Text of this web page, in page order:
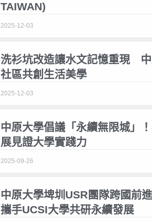
TAIWAN)
2025-12-03
洗衫坑改造讓水文記憶重現
社區共創生活美學
2025-12-03
中原大學倡議「永續無限城」
展見證大學實踐力
2025-09-26
中原大學埤圳USR團隊跨國前
攜手UCSI大學共研永續發展